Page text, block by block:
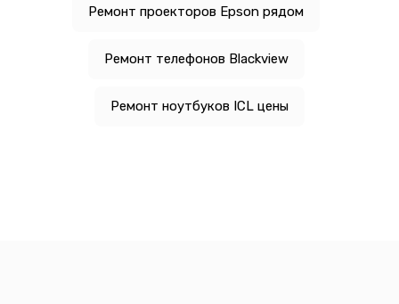
Ремонт проекторов Epson рядом
Ремонт телефонов Blackview
Ремонт ноутбуков ICL цены